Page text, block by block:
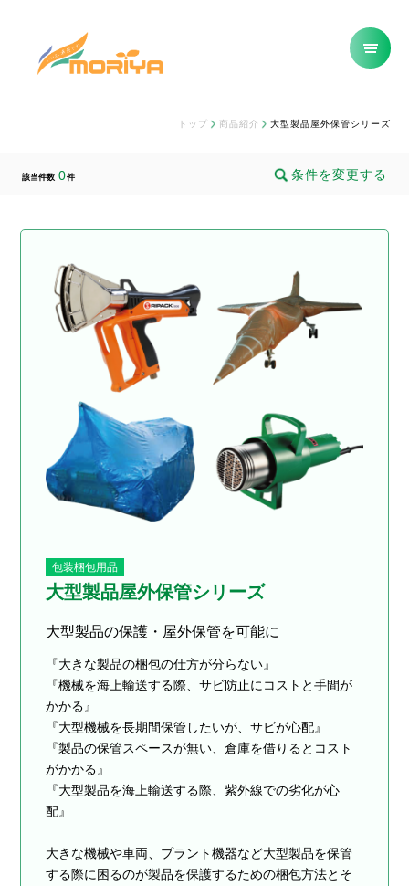
トップ 商品紹介 大型製品屋外保管シリーズ
該当件数 0件 条件を変更する
包装梱包用品
大型製品屋外保管シリーズ
大型製品の保護・屋外保管を可能に
『大きな製品の梱包の仕方が分らない』
『機械を海上輸送する際、サビ防止にコストと手間が
かかる』
『大型機械を長期間保管したいが、サビが心配』
『製品の保管スペースが無い、倉庫を借りるとコスト
がかかる』
『大型製品を海上輸送する際、紫外線での劣化が心
配』
大きな機械や車両、プラント機器など大型製品を保管
する際に困るのが製品を保護するための梱包方法とそ